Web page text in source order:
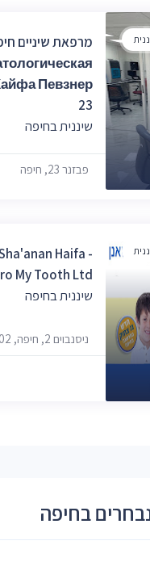
Певзнер
23
שיננית בחיפה
פבזנר 23, חיפה
Haifa -
My Tooth Ltd.
שיננית בחיפה
ניסנבוים 2, חיפה, 3280702
בחיפה